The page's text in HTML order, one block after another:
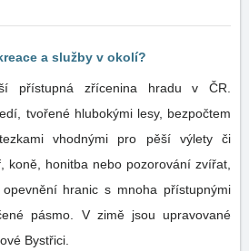
a služby v okolí?
přístupná zřícenina hradu v ČR.
tvořené hlubokými lesy, bezpočtem
vhodnými pro pěší výlety či
koně, honitba nebo pozorování zvířat,
hranic s mnoha přístupnými
pásmo. V zimě jsou upravované
Bystřici.